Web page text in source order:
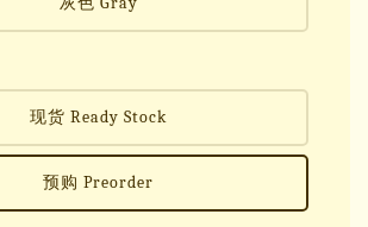
现货 Ready Stock
预购 Preorder